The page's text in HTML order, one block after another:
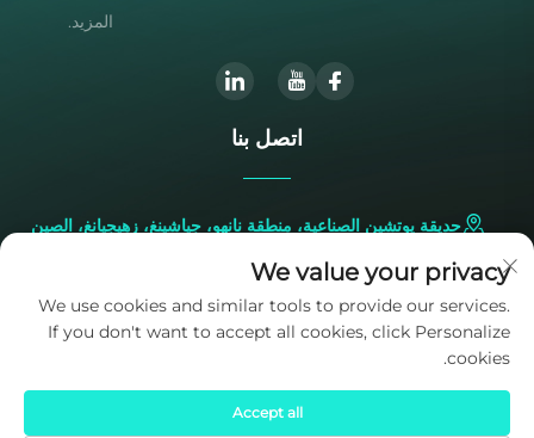
المزيد.
اتصل بنا
حديقة يوتشين الصناعية، منطقة نانهو، جياشينغ، زهيجيانغ، الصين
+86-573-83224422
[email protected]
We value your privacy
We use cookies and similar tools to provide our services.
If you don't want to accept all cookies, click Personalize
cookies.
Accept all